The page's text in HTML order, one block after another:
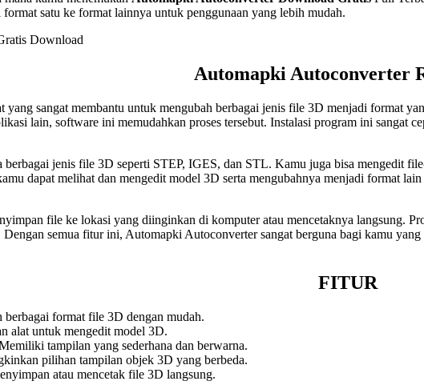
satu ke format lainnya untuk penggunaan yang lebih mudah.
Automapki Autoconverter
yang sangat membantu untuk mengubah berbagai jenis file 3D menjadi format
lain, software ini memudahkan proses tersebut. Instalasi program ini sangat
berbagai jenis file 3D seperti STEP, IGES, dan STL. Kamu juga bisa mengedit
dapat melihat dan mengedit model 3D serta mengubahnya menjadi format
file ke lokasi yang diinginkan di komputer atau mencetaknya langsung.
Dengan semua fitur ini, Automapki Autoconverter sangat berguna bagi kamu
FITUR
berbagai format file 3D dengan mudah.
alat untuk mengedit model 3D.
tampilan yang sederhana dan berwarna.
pilihan tampilan objek 3D yang berbeda.
atau mencetak file 3D langsung.